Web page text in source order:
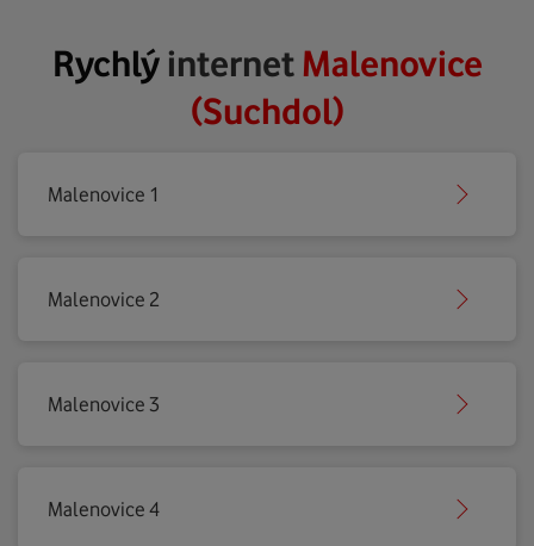
Rychlýinternet Malenovice
(Suchdol)
Malenovice 1
Malenovice 2
Malenovice 3
Malenovice 4